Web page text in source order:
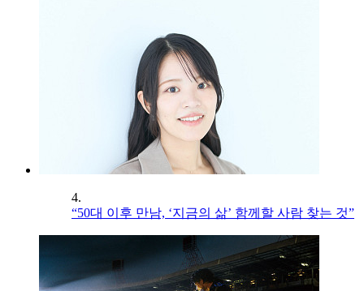
4.
“50대 이후 만남, ‘지금의 삶’ 함께할 사람 찾는 것”